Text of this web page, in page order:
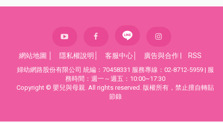
網站地圖 隱私權說明 客服中心 廣告與合作 RSS
婦幼網路股份有限公司 統編：70458331 服務專線：02-8712-5959 | 服
務時間：週一～週五：10:00~17:30
Copyright © 嬰兒與母親. All rights reserved. 版權所有，禁止擅自轉貼
節錄